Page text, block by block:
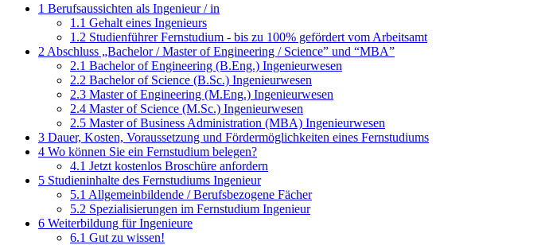
1 Berufsaussichten als Ingenieur / in
1.1 Gehalt eines Ingenieurs
1.2 Studienführer Fernstudium - bis zu 100% gefördert vom Arbeitsamt
2 Abschluss „Bachelor / Master of Engineering / Science” und “MBA”
2.1 Bachelor of Engineering (B.Eng.) Ingenieurwesen
2.2 Bachelor of Science (B.Sc.) Ingenieurwesen
2.3 Master of Engineering (M.Eng.) Ingenieurwesen
2.4 Master of Science (M.Sc.) Ingenieurwesen
2.5 Master of Business Administration (MBA) Ingenieurwesen
3 Dauer, Kosten, Voraussetzung und Fördermöglichkeiten eines Fernstudiums
4 Wo können Sie ein Fernstudium belegen?
4.1 Jetzt kostenlos Broschüre anfordern
5 Studieninhalte des Fernstudiums Ingenieur
5.1 Allgemeinbildende / Berufsbezogene Fächer
5.2 Spezialisierungen im Fernstudium Ingenieur
6 Weiterbildung für Ingenieure
6.1 Gut zu wissen!